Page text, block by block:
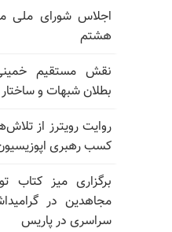
اجلاس شورای ملی
هشتم
بطلان شبهات و
روایت رویترز از
کسب رهبری
برگزاری میز کتاب
مجاهدین در
سراسری در پاریس